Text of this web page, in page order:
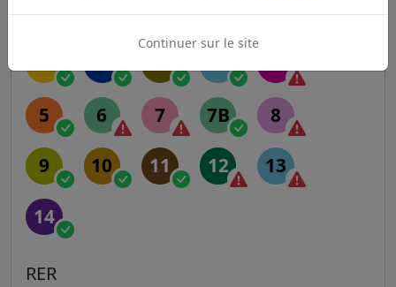
Metro
5 6 7 7B 8
9 10 11 12 13
14
RER
Continuer sur le site